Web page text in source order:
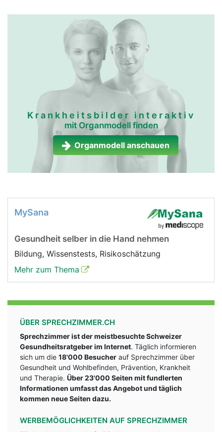
Krankheitsbilder interaktiv
mit Organmodell finden
Organmodell anschauen
MySana
Gesundheit selber in die Hand nehmen
Bildung, Wissenstests, Risikoschätzung
Mehr zum Thema
ÜBER SPRECHZIMMER.CH
Sprechzimmer ist der meistbesuchte Schweizer
Gesundheitsratgeber im Internet. Täglich informieren
sich um die 18'000 Besucher auf Sprechzimmer über
Gesundheit und Wohlbefinden, Prävention, Krankheit
und Therapie. Über 23'000 Seiten mit fundlerten
Informationen umfasst das Angebot und täglich
kommen neue Seiten dazu.
WERBEMÖGLICHKEITEN AUF SPRECHZIMMER